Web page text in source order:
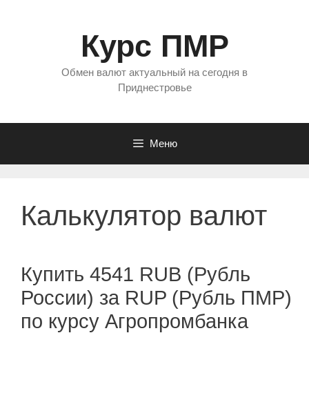
Курс ПМР
Обмен валют актуальный на сегодня в
Приднестровье
Меню
Калькулятор валют
Купить 4541 RUB (Рубль
России) за RUP (Рубль ПМР)
по курсу Агропромбанка